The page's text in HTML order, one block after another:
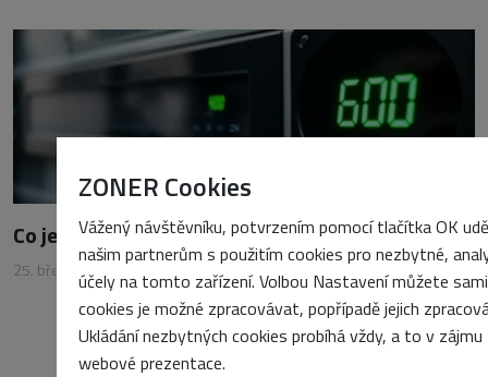
ZONER Cookies
Vážený návštěvníku, potvrzením pomocí tlačítka OK
našim partnerům s použitím cookies pro nezbytné,
účely na tomto zařízení. Volbou Nastavení můžete
cookies je možné zpracovávat, popřípadě jejich
Ukládání nezbytných cookies probíhá vždy, a to v
webové prezentace.
Co je to TTL a proč na něm záleží?
25. března 2025 Vojtěch Tomášek